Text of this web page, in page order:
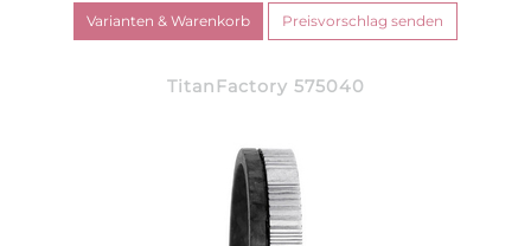
TitanFactory 575040